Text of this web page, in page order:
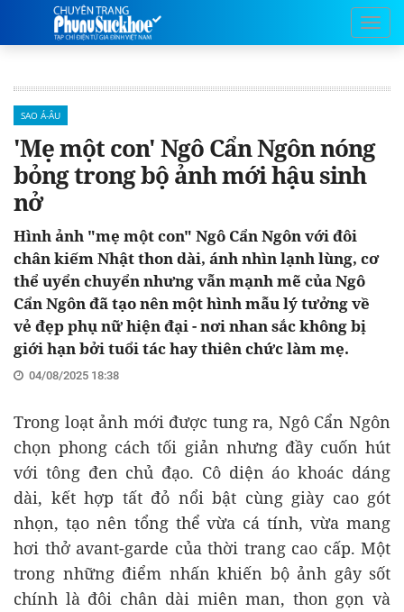
SAO Á-ÂU
'Mẹ một con' Ngô Cẩn Ngôn nóng
bỏng trong bộ ảnh mới hậu sinh
nở
Hình ảnh "mẹ một con" Ngô Cẩn Ngôn với đôi
chân kiếm Nhật thon dài, ánh nhìn lạnh lùng, cơ
thể uyển chuyển nhưng vẫn mạnh mẽ của Ngô
Cẩn Ngôn đã tạo nên một hình mẫu lý tưởng về
vẻ đẹp phụ nữ hiện đại - nơi nhan sắc không bị
giới hạn bởi tuổi tác hay thiên chức làm mẹ.
04/08/2025 18:38
Trong loạt ảnh mới được tung ra, Ngô Cẩn Ngôn
chọn phong cách tối giản nhưng đầy cuốn hút
với tông đen chủ đạo. Cô diện áo khoác dáng
dài, kết hợp tất đỏ nổi bật cùng giày cao gót
nhọn, tạo nên tổng thể vừa cá tính, vừa mang
hơi thở avant-garde của thời trang cao cấp. Một
trong những điểm nhấn khiến bộ ảnh gây sốt
chính là đôi chân dài miên man, thon gọn và